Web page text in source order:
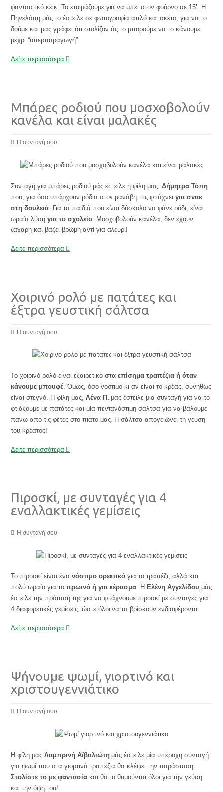
φανταστικό κέικ. Το ετοιμάζουμε για να μπει στον φούρνο σε 15’. Η
Πηνελόπη μάς το έστειλε σε φωτογραφία απλό και σκέτο, για να το
δούμε και μας γράφει ότι στολίζοντάς το μπορούμε να το κάνουμε
μέχρι “υπερπαραγωγή”.
Δείτε περισσότερα
Μπάρες ροδιού που μοσχοβολούν
κανέλα και είναι μαλακές
Η συνταγή σου
Συνταγή για μπάρες ροδιού μάς έστειλε η φίλη μας,Δήμητρα Τόπη
που, για όσο υπάρχουν ρόδια στον μανάβη, τις φτιάχνειγια σνακ
στη δουλειά. Για τα παιδιά που είναι δύσκολο να φάνε ρόδι, είναι
ωραία λύσηγια το σχολείο. Μοσχοβολούν κανέλα, δεν έχουν
ζάχαρη και βάζει βρώμη αντί για αλεύρι!
Δείτε περισσότερα
Χοιρινό ρολό με πατάτες και
έξτρα γευστική σάλτσα
Η συνταγή σου
Το χοιρινό ρολό είναι εξαιρετικόστα επίσημα τραπέζια ή όταν
κάνουμε μπουφέ. Όμως, όσο νόστιμο κι αν είναι το κρέας, συνήθως
είναι στεγνό. Η φίλη μας,Λένα Π. μάς έστειλε μία συνταγή για να το
φτιάξουμε με πατάτες και μία πεντανόστιμη σάλτσα για να βάλουμε
πάνω από τις φέτες στο πιάτο μας. Η σάλτσα απογειώνει τη γεύση
του κρέατος!
Δείτε περισσότερα
Πιροσκί, με συνταγές για 4
εναλλακτικές γεμίσεις
Η συνταγή σου
Το πιροσκί είναι ένανόστιμο ορεκτικό για το τραπέζι, αλλά και
πολύ ωραίο για τοπρωινό ή για κέρασμα. Η Ελένη Αγγελίδου μάς
έστειλε την πρότασή της για να φτιάχνουμε πιροσκί με συνταγές για
4 διαφορετικές γεμίσεις, ώστε όλοι να τα βρίσκουν ενδιαφέροντα.
Δείτε περισσότερα
Ψήνουμε ψωμί, γιορτινό και
χριστουγεννιάτικο
Η συνταγή σου
Η φίλη μαςΛαμπρινή Αϊβαλιώτη μάς έστειλε μία υπέροχη συνταγή
για ψωμί που στα γιορτινά τραπέζια θα κλέψει την παράσταση.
Στολίστε το με φαντασία και θα το θυμούνται όλοι για την γεύση
και την όψη του!